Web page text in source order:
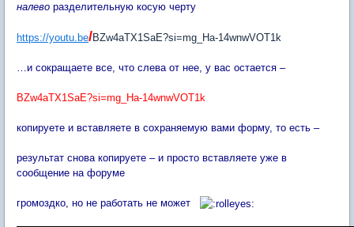
налево разделительную косую черту
https://youtu.be/BZw4aTX1SaE?si=mg_Ha-14wnwVOT1k
…и сокращаете все, что слева от нее, у вас остается –
BZw4aTX1SaE?si=mg_Ha-14wnwVOT1k
копируете и вставляете в сохраняемую вами форму, то есть –
результат снова копируете – и просто вставляете уже в
сообщение на форуме
громоздко, но не работать не может